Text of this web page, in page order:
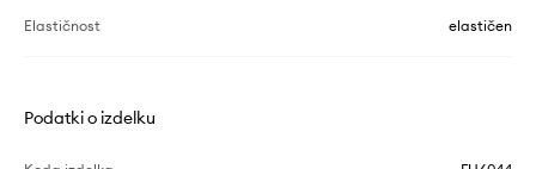
Elastičnost elastičen
Podatki o izdelku